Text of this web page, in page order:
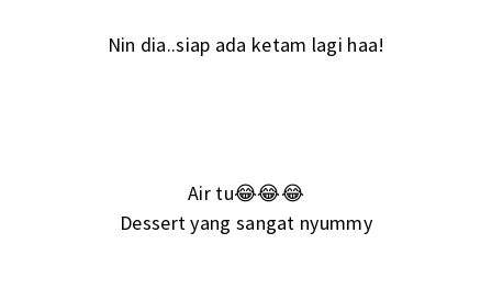
Nin dia..siap ada ketam lagi haa!
Air tu😂😂😂
Dessert yang sangat nyummy